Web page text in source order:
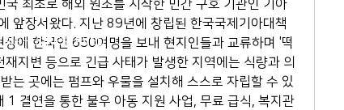
최초로 해외 원조를 시작한 민간 구호 기관인 기아
앞장서왔다. 지난 89년에 창립된 한국국제기아대책
에 한국인 650여명을 보내 현지인들과 교류하며 '떡
지변 등으로 긴급 사태가 발생한 지역에는 식량과 의
는 곳에는 펌프와 우물을 설치해 스스로 자립할 수 있
1 결연을 통한 불우 아동 지원 사업, 무료 급식, 복지관
RIGHTS RESERVED